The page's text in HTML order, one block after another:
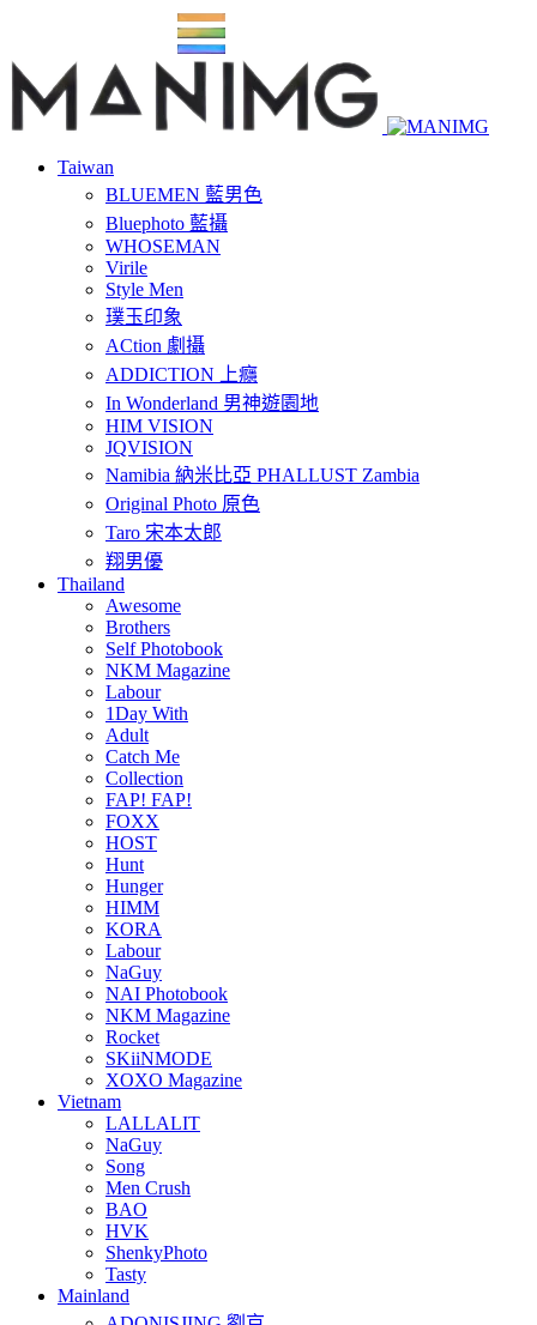
Taiwan
BLUEMEN 藍男色
Bluephoto 藍攝
WHOSEMAN
Virile
Style Men
璞玉印象
ACtion 劇攝
ADDICTION 上癮
In Wonderland 男神遊園地
HIM VISION
JQVISION
Namibia 納米比亞 PHALLUST Zambia
Original Photo 原色
Taro 宋本太郎
翔男優
Thailand
Awesome
Brothers
Self Photobook
NKM Magazine
Labour
1Day With
Adult
Catch Me
Collection
FAP! FAP!
FOXX
HOST
Hunt
Hunger
HIMM
KORA
Labour
NaGuy
NAI Photobook
NKM Magazine
Rocket
SKiiNMODE
XOXO Magazine
Vietnam
LALLALIT
NaGuy
Song
Men Crush
BAO
HVK
ShenkyPhoto
Tasty
Mainland